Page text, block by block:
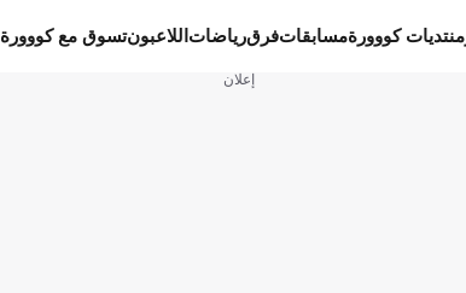
منتديات كووورةمسابقاتفرقرياضات اللاعبونتسوق مع كووورة
إعلان